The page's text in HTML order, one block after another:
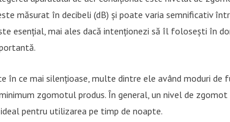
măsurat în decibeli (dB) și poate varia semnificativ
esențial, mai ales dacă intenționezi să îl folosești în
în ce mai silențioase, multe dintre ele având moduri de
zgomotul produs. În general, un nivel de
pentru utilizarea pe timp de noapte.